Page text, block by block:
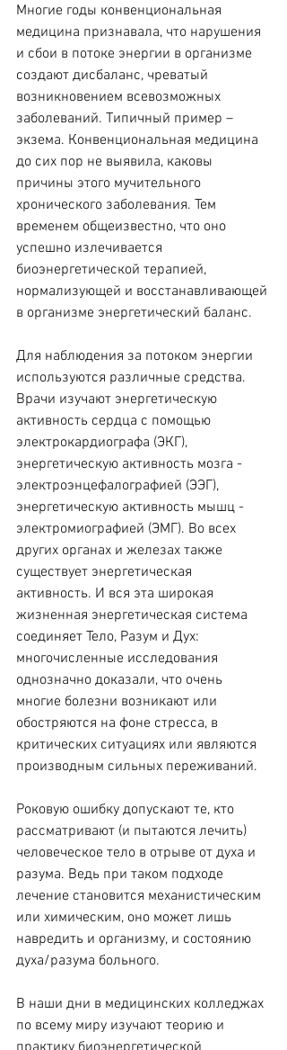
Многие годы конвенциональная
медицина признавала, что нарушения
и сбои в потоке энергии в организме
создают дисбаланс, чреватый
возникновением всевозможных
заболеваний. Типичный пример –
экзема. Конвенциональная медицина
до сих пор не выявила, каковы
причины этого мучительного
хронического заболевания. Тем
временем общеизвестно, что оно
успешно излечивается
биоэнергетической терапией,
нормализующей и восстанавливающей
в организме энергетический баланс.
Для наблюдения за потоком энергии
используются различные средства.
Врачи изучают энергетическую
активность сердца с помощью
электрокардиографа (ЭКГ),
энергетическую активность мозга -
электроэнцефалографией (ЭЭГ),
энергетическую активность мышц -
электромиографией (ЭМГ). Во всех
других органах и железах также
существует энергетическая
активность. И вся эта широкая
жизненная энергетическая система
соединяет Тело, Разум и Дух:
многочисленные исследования
однозначно доказали, что очень
многие болезни возникают или
обостряются на фоне стресса, в
критических ситуациях или являются
производным сильных переживаний.
Роковую ошибку допускают те, кто
рассматривают (и пытаются лечить)
человеческое тело в отрыве от духа и
разума. Ведь при таком подходе
лечение становится механистическим
или химическим, оно может лишь
навредить и организму, и состоянию
духа/разума больного.
В наши дни в медицинских колледжах
по всему миру изучают теорию и